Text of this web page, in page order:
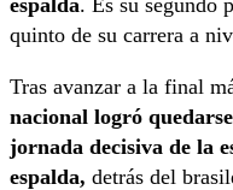
quinto de su carrera a
Tras avanzar a la final
nacional logró
jornada decisiva de la
espalda, detrás del